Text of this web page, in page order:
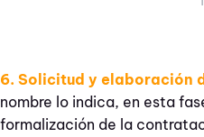
6. Solicitud y elaboración
nombre lo indica, en esta
formalización de la